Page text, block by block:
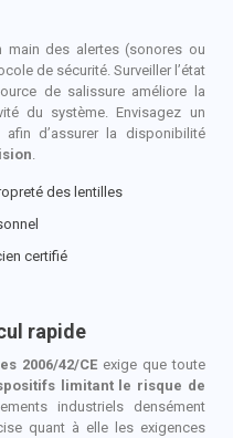
main des alertes (sonores ou
de sécurité. Surveiller l’état
de salissure améliore la
du système. Envisagez un
d’assurer la disponibilité
des lentilles
certifié
rapide
2006/42/CEexige que toute
limitant le risque de
industriels densément
quant à elle les exigences